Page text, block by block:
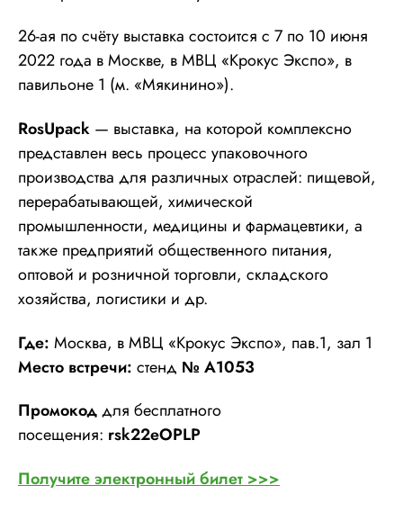
26-ая по счёту выставка состоится с 7 по 10 июня
2022 года в Москве, в МВЦ «Крокус Экспо», в
павильоне 1 (м. «Мякинино»).
RosUpack — выставка, на которой комплексно
представлен весь процесс упаковочного
производства для различных отраслей: пищевой,
перерабатывающей, химической
промышленности, медицины и фармацевтики, а
также предприятий общественного питания,
оптовой и розничной торговли, складского
хозяйства, логистики и др.
Где: Москва, в МВЦ «Крокус Экспо», пав.1, зал 1
Место встречи: стенд № А1053
Промокоддля бесплатного
посещения: rsk22eOPLP
Получите электронный билет >>>